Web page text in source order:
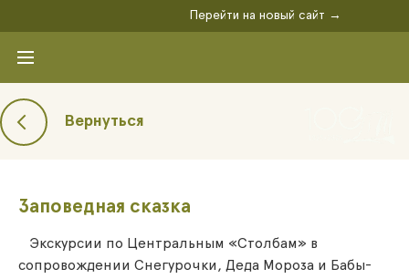
Перейти на новый сайт →
Вернуться
Заповедная сказка
Экскурсии по Центральным «Столбам» в
сопровождении Снегурочки, Деда Мороза и Бабы-